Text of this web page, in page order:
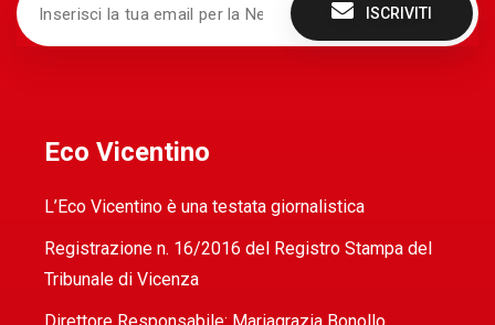
ISCRIVITI
Eco Vicentino
L’Eco Vicentino è una testata giornalistica
Registrazione n. 16/2016 del Registro Stampa del
Tribunale di Vicenza